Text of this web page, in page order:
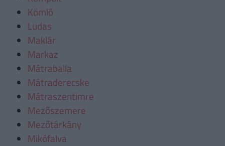
Kömlő
Ludas
Maklár
Markaz
Mátraballa
Mátraderecske
Mátraszentimre
Mezőszemere
Mezőtárkány
Mikófalva